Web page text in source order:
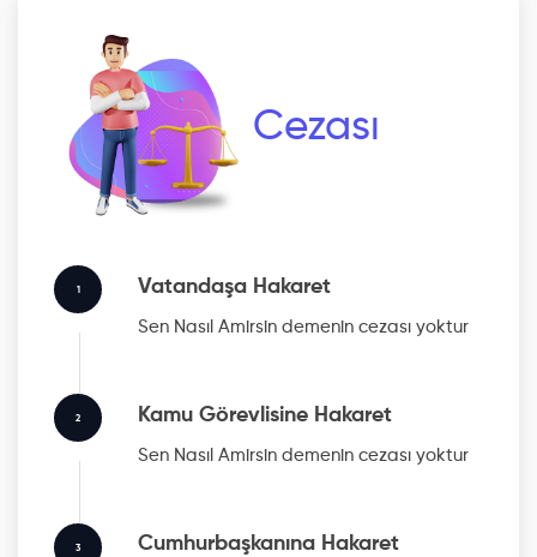
Cezası
1 Vatandaşa Hakaret
Sen Nasıl Amirsin demenin cezası yoktur
2 Kamu Görevlisine Hakaret
Sen Nasıl Amirsin demenin cezası yoktur
3 Cumhurbaşkanına Hakaret